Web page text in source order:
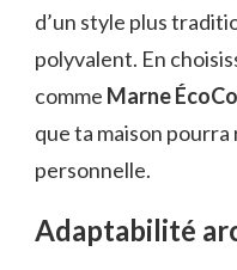
d’un style plus
polyvalent. En
comme Marne
que ta maison
personnelle.
Adaptabilité